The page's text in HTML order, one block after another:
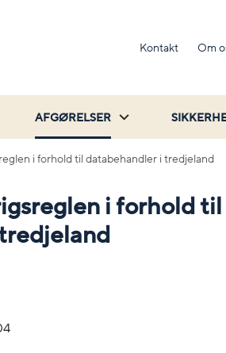
Kontakt Om
AFGØRELSER
i forhold til databehandler i tredjeland
i forhold til